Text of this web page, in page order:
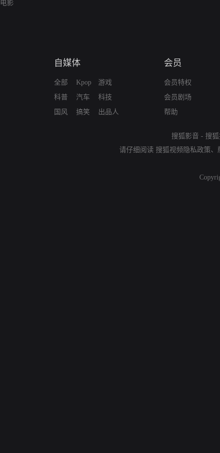
电影
自媒体
全部
科普
国风
Kpop
汽车
搞笑
游戏
科技
出品人
会员
会员特权
会员剧场
帮助
搜狐影音 - 搜
请仔细阅读 搜狐视频隐私政策、